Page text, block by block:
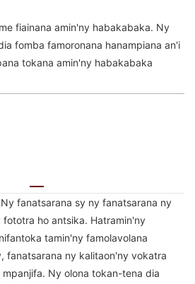
fiainana amin'ny habakabaka. Ny
fomba famoronana hanampiana an'i
tokana amin'ny habakabaka
fanatsarana sy ny fanatsarana ny
ho antsika. Hatramin'ny
tamin'ny famolavolana
fanatsarana ny kalitaon'ny vokatra
Ny olona tokan-tena dia